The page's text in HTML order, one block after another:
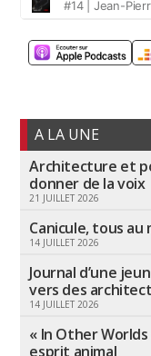
A LA UNE
Architecture et
donner de la voix
21 JUILLET 2026
Canicule, tous au
14 JUILLET 2026
Journal d’une
vers des
14 JUILLET 2026
« In Other Worlds
esprit animal